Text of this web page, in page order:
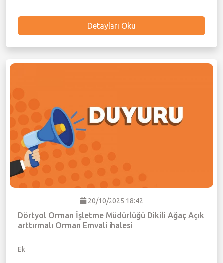
Detayları Oku
20/10/2025 18:42
Dörtyol Orman İşletme Müdürlüğü Dikili Ağaç Açık
arttırmalı Orman Emvali ihalesi
Ek